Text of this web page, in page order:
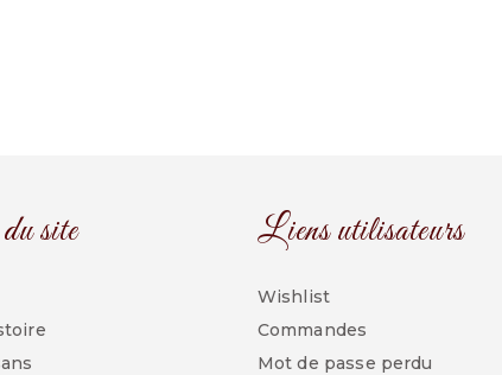
site Liens utilisateurs
Wishlist
Commandes
Mot de passe perdu